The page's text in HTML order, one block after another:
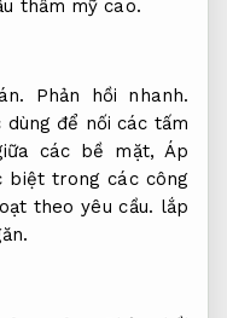
thẩm mỹ cao.
Phản hồi nhanh.
để nối các tấm
các bề mặt, Áp
biệt trong các công
theo yêu cầu. lắp